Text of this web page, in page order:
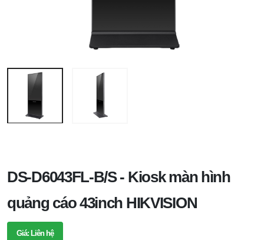
DS-D6043FL-B/S - Kiosk màn hình
quảng cáo 43inch HIKVISION
Giá: Liên hệ